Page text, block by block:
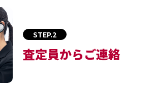
STEP.2
査定員からご連絡